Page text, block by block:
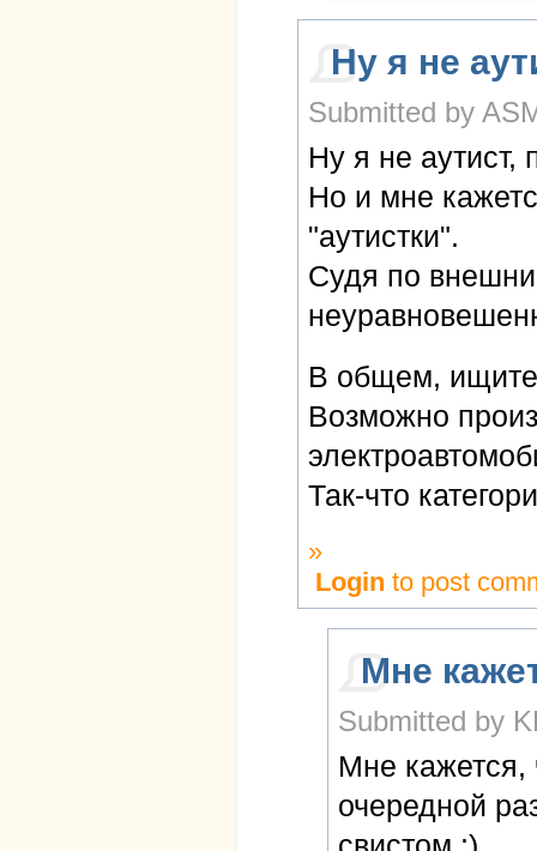
Ну я не
Submitted by
Ну я не аутист,
Но и мне
"аутистки".
Судя по
В общем, ищите,
Возможно
Так-что
»
Login to post
Мне
Submitted by
Мне кажется,
очередной